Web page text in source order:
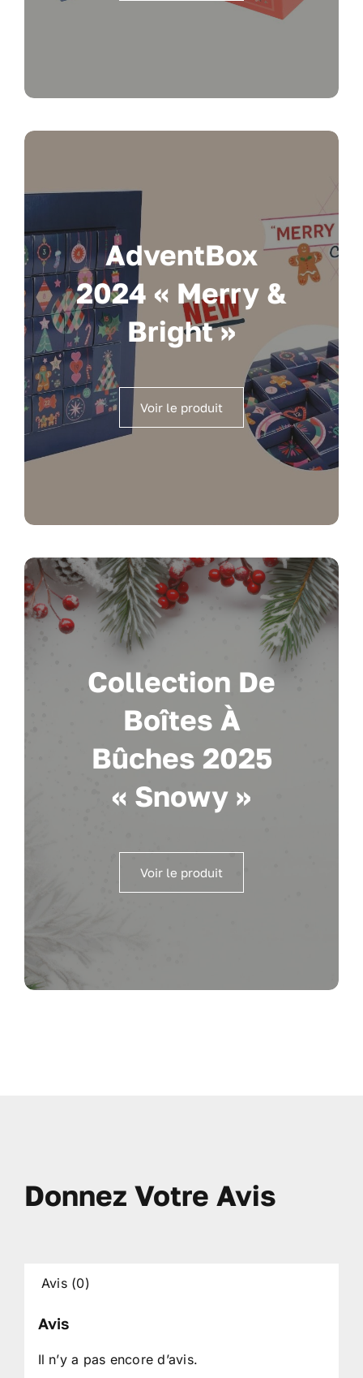
AdventBox
2024 « Merry &
Bright »
Voir le produit
Collection De
Boîtes À
Bûches 2025
« Snowy »
Voir le produit
Donnez Votre Avis
Avis (0)
Avis
Il n’y a pas encore d’avis.